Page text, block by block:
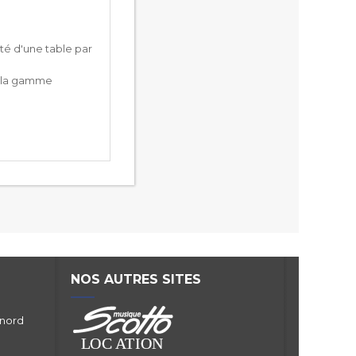
d'une table par
gamme
NOS AUTRES SITES